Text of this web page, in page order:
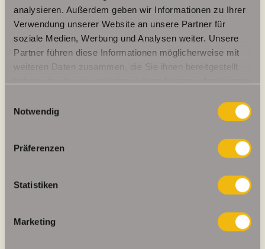
analysieren. Außerdem geben wir Informationen zu Ihrer
Verwendung unserer Website an unsere Partner für
soziale Medien, Werbung und Analysen weiter. Unsere
Partner führen diese Informationen möglicherweise mit
weiteren Daten zusammen, die Sie ihnen bereitgestellt
Notwendig
Präferenzen
Statistiken
Marketing
Weitere Informationen
Energieausweis Jahrgang
ab dem 1.5.2014
Energieausweis Gebäudeart
Wohngebäude
Befeuerung